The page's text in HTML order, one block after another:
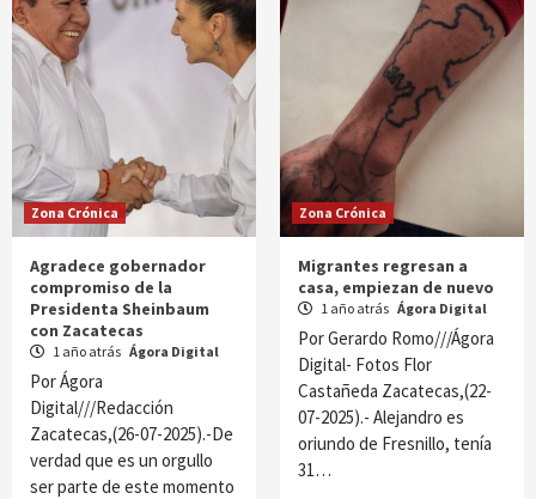
Zona Crónica
Agradece gobernador
compromiso de la
Presidenta Sheinbaum
con Zacatecas
1 año atrás Ágora Digital
Por Ágora
Digital///Redacción
Zacatecas,(26-07-2025).-De
verdad que es un orgullo
ser parte de este momento
Zona Crónica
Migrantes regresan a
casa, empiezan de nuevo
1 año atrás Ágora Digital
Por Gerardo Romo///Ágora
Digital- Fotos Flor
Castañeda Zacatecas,(22-
07-2025).- Alejandro es
oriundo de Fresnillo, tenía
31…